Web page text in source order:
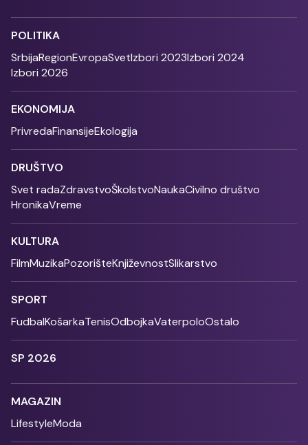
POLITIKA
SrbijaRegionEvropaSvetIzbori 2023Izbori 2024
Izbori 2026
EKONOMIJA
PrivredaFinansijeEkologija
DRUŠTVO
Svet radaZdravstvoŠkolstvoNaukaCivilno društvo
HronikaVreme
KULTURA
FilmMuzikaPozorišteKnjiževnostSlikarstvo
SPORT
FudbalKošarkaTenisOdbojkaVaterpoloOstalo
SP 2026
MAGAZIN
LifestyleModa